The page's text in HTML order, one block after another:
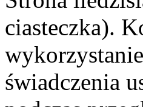
ciasteczka).
świadczenia